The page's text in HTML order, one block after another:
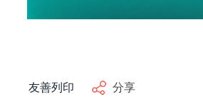
友善列印 分享